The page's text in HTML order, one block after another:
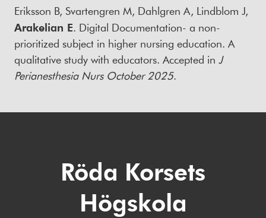
Eriksson B, Svartengren M, Dahlgren A, Lindblom J,
Arakelian E. Digital Documentation- a non-
prioritized subject in higher nursing education. A
qualitative study with educators. Accepted in J
Perianesthesia Nurs October 2025.
Röda Korsets
Högskola